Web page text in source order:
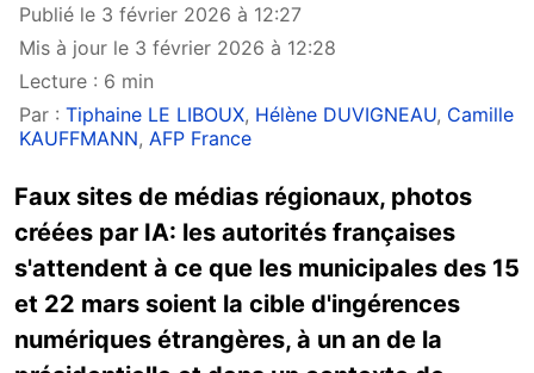
Publié le 3 février 2026 à 12:27
Mis à jour le 3 février 2026 à 12:28
Lecture : 6 min
Par : Tiphaine LE LIBOUX, Hélène DUVIGNEAU, Camille
KAUFFMANN, AFP France
Faux sites de médias régionaux, photos
créées par IA: les autorités françaises
s'attendent à ce que les municipales des 15
et 22 mars soient la cible d'ingérences
numériques étrangères, à un an de la